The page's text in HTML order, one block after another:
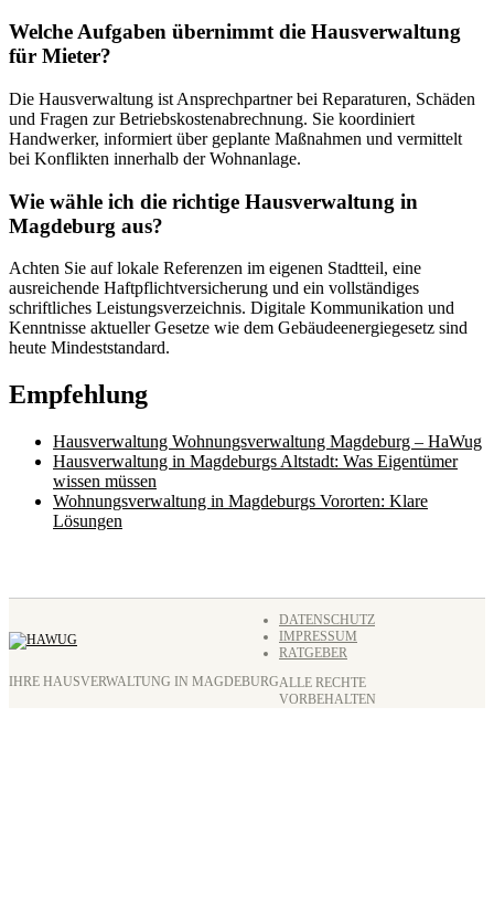
Welche Aufgaben übernimmt die Hausverwaltung
für Mieter?
Die Hausverwaltung ist Ansprechpartner bei Reparaturen, Schäden
und Fragen zur Betriebskostenabrechnung. Sie koordiniert
Handwerker, informiert über geplante Maßnahmen und vermittelt
bei Konflikten innerhalb der Wohnanlage.
Wie wähle ich die richtige Hausverwaltung in
Magdeburg aus?
Achten Sie auf lokale Referenzen im eigenen Stadtteil, eine
ausreichende Haftpflichtversicherung und ein vollständiges
schriftliches Leistungsverzeichnis. Digitale Kommunikation und
Kenntnisse aktueller Gesetze wie dem Gebäudeenergiegesetz sind
heute Mindeststandard.
Empfehlung
Hausverwaltung Wohnungsverwaltung Magdeburg – HaWug
Hausverwaltung in Magdeburgs Altstadt: Was Eigentümer
wissen müssen
Wohnungsverwaltung in Magdeburgs Vororten: Klare
Lösungen
IHRE HAUSVERWALTUNG IN MAGDEBURG
DATENSCHUTZ
IMPRESSUM
RATGEBER
ALLE RECHTE
VORBEHALTEN